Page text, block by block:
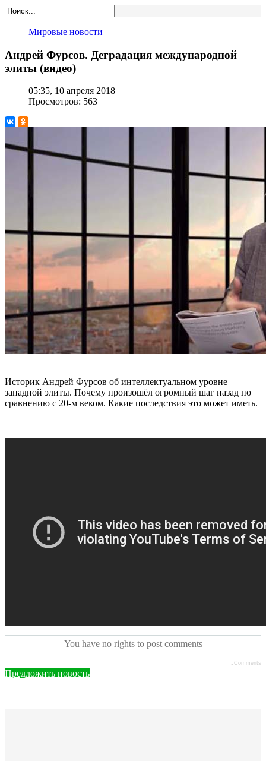
Мировые новости
Андрей Фурсов. Деградация международной
элиты (видео)
05:35, 10 апреля 2018
Просмотров: 563
Историк Андрей Фурсов об интеллектуальном уровне
западной элиты. Почему произошёл огромный шаг назад по
сравнению с 20-м веком. Какие последствия это может иметь.
You have no rights to post comments
JComments
Предложить новость